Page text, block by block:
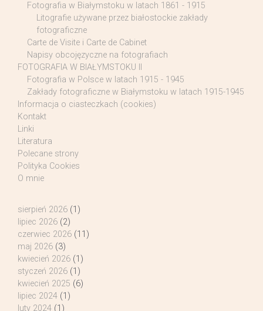
Fotografia w Białymstoku w latach 1861 - 1915
Litografie używane przez białostockie zakłady
fotograficzne
Carte de Visite i Carte de Cabinet
Napisy obcojęzyczne na fotografiach
FOTOGRAFIA W BIAŁYMSTOKU II
Fotografia w Polsce w latach 1915 - 1945
Zakłady fotograficzne w Białymstoku w latach 1915-1945
Informacja o ciasteczkach (cookies)
Kontakt
Linki
Literatura
Polecane strony
Polityka Cookies
O mnie
sierpień 2026 (1)
lipiec 2026 (2)
czerwiec 2026 (11)
maj 2026 (3)
kwiecień 2026 (1)
styczeń 2026 (1)
kwiecień 2025 (6)
lipiec 2024 (1)
luty 2024 (1)